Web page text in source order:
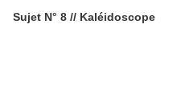
Sujet N° 8 // Kaléidoscope